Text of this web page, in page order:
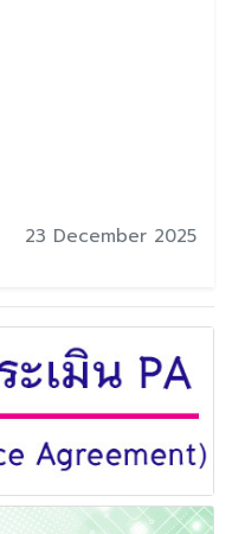
23 December 2025